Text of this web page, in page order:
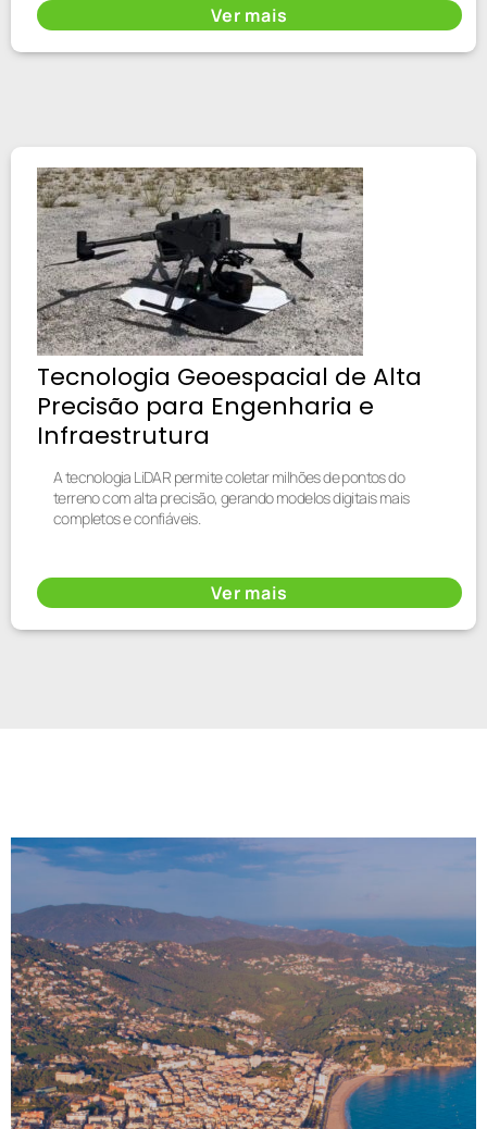
Ver mais
Tecnologia Geoespacial de Alta
Precisão para Engenharia e
Infraestrutura
A tecnologia LiDAR permite coletar milhões de pontos do
terreno com alta precisão, gerando modelos digitais mais
completos e confiáveis.
Ver mais